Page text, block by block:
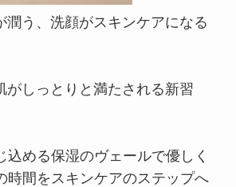
潤う、洗顔がスキンケアになる
がしっとりと満たされる新習
込める保湿のヴェールで優しく
時間をスキンケアのステップへ